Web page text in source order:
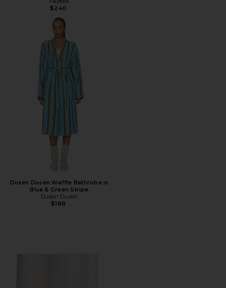
$240
Dusen Dusen Waffle Bathrobe in
Blue & Green Stripe
Dusen Dusen
$188